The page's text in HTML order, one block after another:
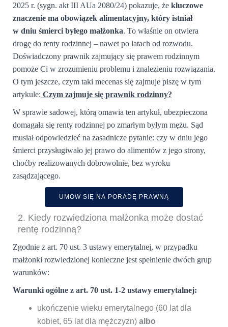
2025 r. (sygn. akt III AUa 2080/24) pokazuje, że kluczowe
znaczenie ma obowiązek alimentacyjny, który istniał
w dniu śmierci byłego małżonka. To właśnie on otwiera
drogę do renty rodzinnej – nawet po latach od rozwodu.
Doświadczony prawnik zajmujący się prawem rodzinnym
pomoże Ci w zrozumieniu problemu i znalezieniu rozwiązania.
O tym jeszcze, czym taki mecenas się zajmuje piszę w tym
artykule: Czym zajmuje się prawnik rodzinny?
W sprawie sadowej, którą omawia ten artykuł, ubezpieczona
domagała się renty rodzinnej po zmarłym byłym mężu. Sąd
musiał odpowiedzieć na zasadnicze pytanie: czy w dniu jego
śmierci przysługiwało jej prawo do alimentów z jego strony,
choćby realizowanych dobrowolnie, bez wyroku
zasądzającego.
UMÓW SIĘ NA PORADĘ PRAWNĄ
2. Kiedy rozwiedziona małżonka może dostać
rentę rodzinną?
Zgodnie z art. 70 ust. 3 ustawy emerytalnej, w przypadku
małżonki rozwiedzionej konieczne jest spełnienie dwóch grup
warunków:
Warunki ogólne z art. 70 ust. 1-2 ustawy emerytalnej:
ukończenie wieku emerytalnego (60 lat dla
kobiet, 65 lat dla mężczyzn) albo